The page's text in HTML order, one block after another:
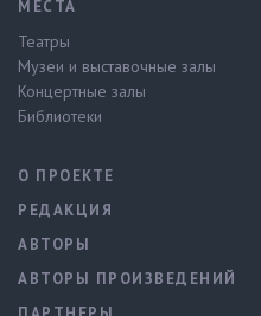
МЕСТА
Театры
Музеи и выставочные залы
Концертные залы
Библиотеки
О ПРОЕКТЕ
РЕДАКЦИЯ
АВТОРЫ
АВТОРЫ ПРОИЗВЕДЕНИЙ